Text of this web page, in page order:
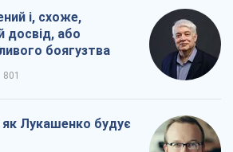
і, схоже,
досвід, або
боягузтва
801
як Лукашенко будує